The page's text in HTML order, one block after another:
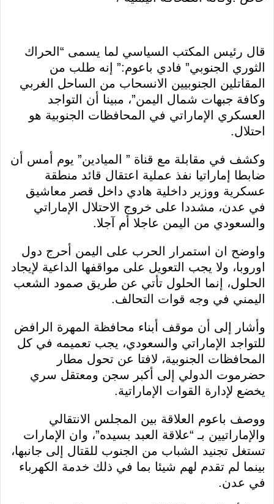
قال رئيس المكتب السياسي لما يسمى “الحراك
الثوري الجنوبي” فادي باعوم:” إنه طلب من
المقاتلين الجنوبيين الانسحاب من الساحل الغربي
وكافة جبهات شمال اليمن”، مبينا أن التواجد
العسكري الإماراتي في المحافظات الجنوبية هو
احتلال.
وكشف في مقابلة مع قناة ” الميادين” يوم أمس أن
ضابطا إماراتيا نفذ عملية اعتقال قائد منطقة
عسكرية ووزير داخلية هادي داخل قصر معاشيق
في عدن، مشددا على خروج الاحتلال الإماراتي
والسعودي من اليمن عاجلا أم آجلا.
واوضح ان استمرار الحرب على اليمن أحرج دول
اوروبا، ولا يجب التعويل على مواقفها الداعية لإيجاد
الحلول، إنما الحلول تأتي عن طريق صمود الشعب
اليمني في وجه قوات التحالف.
وأشار إلى أن موقف أبناء محافظة المهرة الرافض
للتواجد الإماراتي والسعودي، يجب تعميمه في كل
المحافظات الجنوبية، لافتا عن تحول مطار
حضرموت الدولي إلى أكبر سجن ومعتقل سري
يخضع لإدارة القوات الإماراتية.
ووصف باعوم العلاقة بين المجلس الانتقالي
والإماراتيين بـ “علاقة العبد بسيده”، وان الإمارات
تستغل تجنيد الشباب من الجنوب للقتال إلى جانبها،
بينما لم تقدم لهم شيئا بما في ذلك خدمة الكهرباء
في عدن.